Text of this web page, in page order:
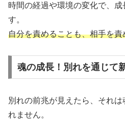
時間の経過や環境の変化で、
す。
自分を責めることも、相手を
魂の成長！別れを通じて
別れの前兆が見えたら、それ
れません。